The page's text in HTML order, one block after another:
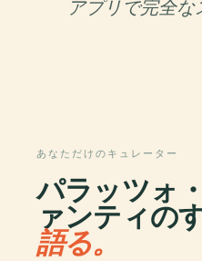
アプリで完全
あなただけのキュレーター
パラッツォ
ァンティの
語る。